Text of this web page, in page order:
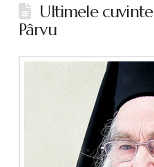
Ultimele
Pârvu